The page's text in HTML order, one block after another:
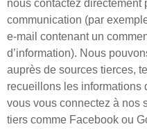
nous contactez directement
communication (par
e-mail contenant un
d’information). Nous
auprès de sources tierces,
recueillons les informations
vous vous connectez à nos
tiers comme Facebook ou